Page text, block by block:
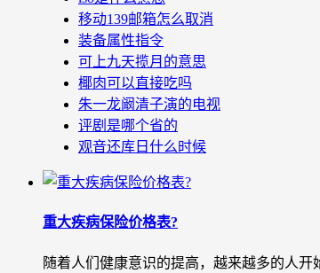
移动139邮箱怎么取消
装备属性指令
可上九天揽月的意思
椰肉可以直接吃吗
朱一龙阚清子演的电视
评剧是哪个省的
观音还库日什么时候
重大疾病保险价格表?
随着人们健康意识的提高，越来越多的人